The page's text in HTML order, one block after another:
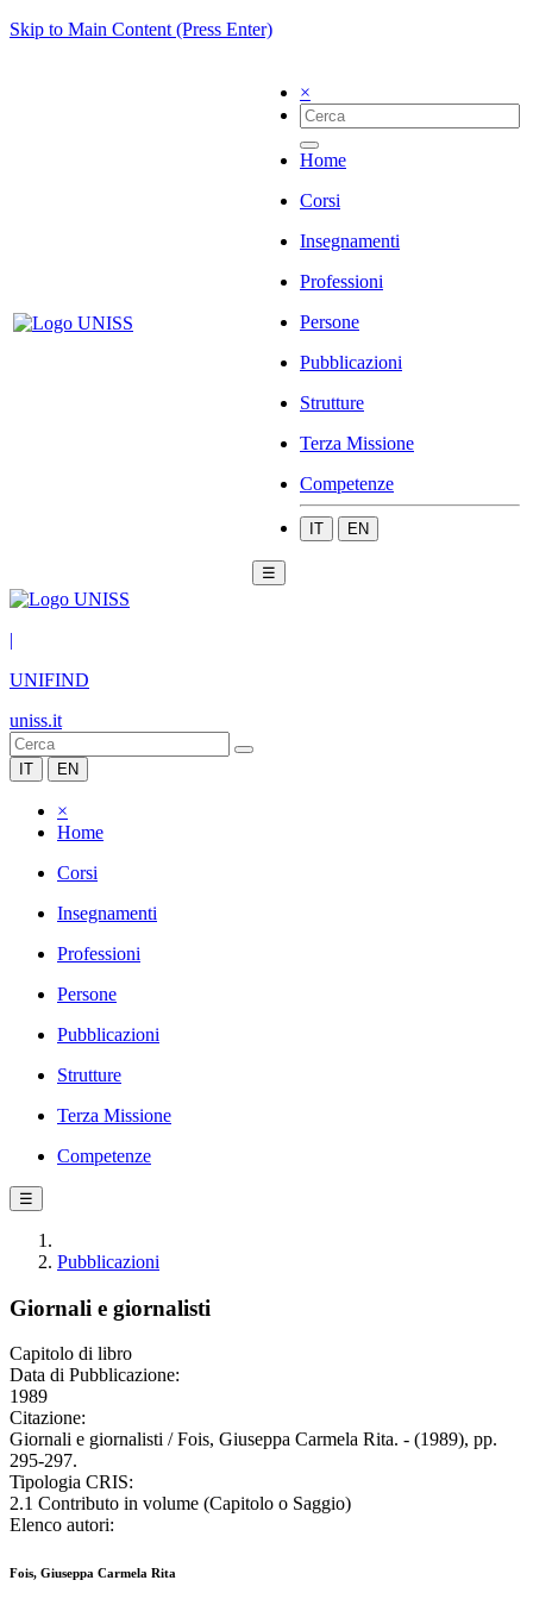
Skip to Main Content (Press Enter)
×
Home
Corsi
Insegnamenti
Professioni
Persone
Pubblicazioni
Strutture
Terza Missione
Competenze
IT EN
☰
|
UNIFIND
uniss.it
IT EN
×
Home
Corsi
Insegnamenti
Professioni
Persone
Pubblicazioni
Strutture
Terza Missione
Competenze
☰
Pubblicazioni
Giornali e giornalisti
Capitolo di libro
Data di Pubblicazione:
1989
Citazione:
Giornali e giornalisti / Fois, Giuseppa Carmela Rita. - (1989), pp.
295-297.
Tipologia CRIS:
2.1 Contributo in volume (Capitolo o Saggio)
Elenco autori:
Fois, Giuseppa Carmela Rita